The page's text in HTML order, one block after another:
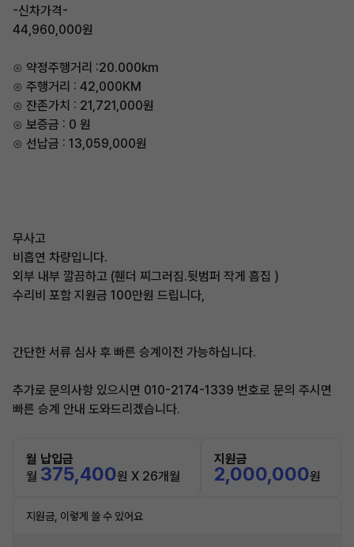
-신차가격-
44,960,000원
⊙ 약정주행거리 :20.000km
⊙ 주행거리 : 42,000KM
⊙ 잔존가치 : 21,721,000원
⊙ 보증금 : 0 원
⊙ 선납금 : 13,059,000원
무사고
비흡연 차량입니다.
외부 내부 깔끔하고 (휀더 찌그러짐.뒷범퍼 작게 흠집 )
수리비 포함 지원금 100만원 드립니다,
간단한 서류 심사 후 빠른 승계이전 가능하십니다.
추가로 문의사항 있으시면 010-2174-1339 번호로 문의 주시면
빠른 승계 안내 도와드리겠습니다.
월 납입금
월 375,400원 X 26개월
지원금
2,000,000원
지원금, 이렇게 쓸 수 있어요